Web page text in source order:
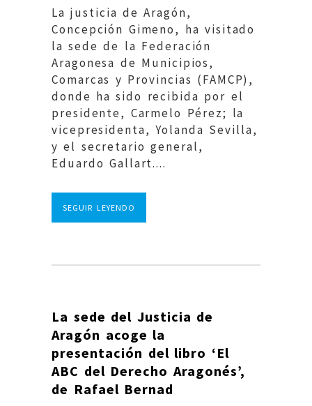
La justicia de Aragón,
Concepción Gimeno, ha visitado
la sede de la Federación
Aragonesa de Municipios,
Comarcas y Provincias (FAMCP),
donde ha sido recibida por el
presidente, Carmelo Pérez; la
vicepresidenta, Yolanda Sevilla,
y el secretario general,
Eduardo Gallart....
SEGUIR LEYENDO
La sede del Justicia de
Aragón acoge la
presentación del libro ‘El
ABC del Derecho Aragonés’,
de Rafael Bernad